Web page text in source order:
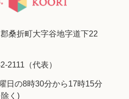
桑折町大字谷地字道下22
2111（代表）
日の8時30分から17時15分
く)